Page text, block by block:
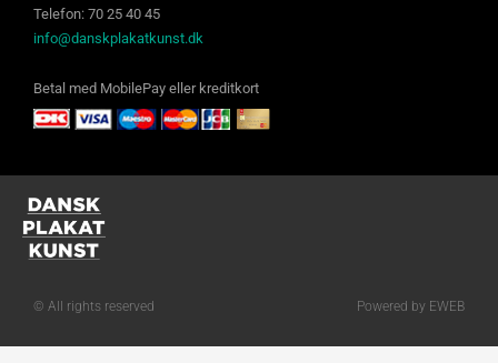
Telefon: 70 25 40 45
info@danskplakatkunst.dk
Betal med MobilePay eller kreditkort
© All rights reserved Powered by EWEB